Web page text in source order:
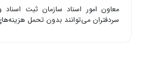
معاون امور اسناد سازمان ثبت
سردفتران می‌توانند بدون تحمل